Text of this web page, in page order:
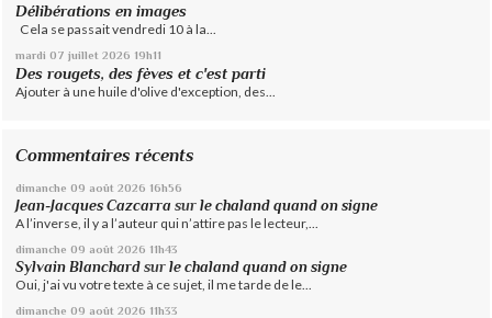
Délibérations en images
Cela se passait vendredi 10 à la...
mardi 07 juillet 2026 19h11
Des rougets, des fèves et c'est parti
Ajouter à une huile d'olive d'exception, des...
Commentaires récents
dimanche 09 août 2026 16h56
Jean-Jacques Cazcarra surle chaland quand on signe
A l’inverse, il y a l’auteur qui n’attire pas le lecteur,...
dimanche 09 août 2026 11h43
Sylvain Blanchard surle chaland quand on signe
Oui, j'ai vu votre texte à ce sujet, il me tarde de le...
dimanche 09 août 2026 11h33